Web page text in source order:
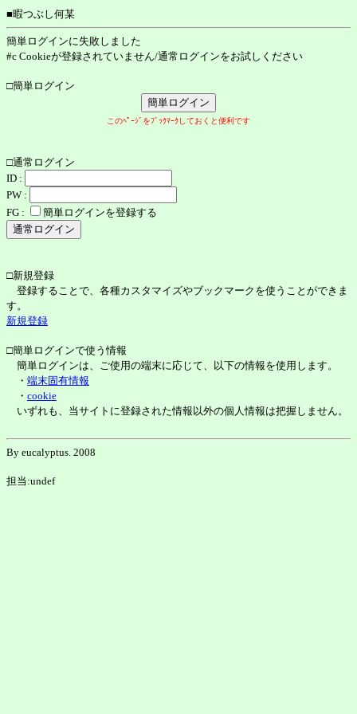
■暇つぶし何某
簡単ログインに失敗しました
#c Cookieが登録されていません/通常ログインをお試しください
□簡単ログイン
このﾍﾟｰｼﾞをﾌﾞｯｸﾏｰｸしておくと便利です
□通常ログイン
ID :
PW :
FG :
簡単ログインを登録する
□新規登録
登録することで、各種カスタマイズやブックマークを使うことができま
す。
新規登録
□簡単ログインで使う情報
簡単ログインは、ご使用の端末に応じて、以下の情報を使用します。
・ 端末固有情報
・ cookie
いずれも、当サイトに登録された情報以外の個人情報は把握しません。
By eucalyptus. 2008
担当:undef